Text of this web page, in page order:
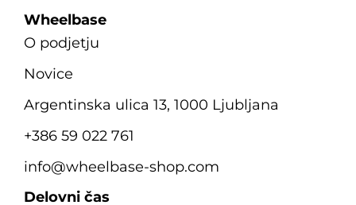
Wheelbase
O podjetju
Novice
Argentinska ulica 13, 1000 Ljubljana
+386 59 022 761
info@wheelbase-shop.com
Delovni čas